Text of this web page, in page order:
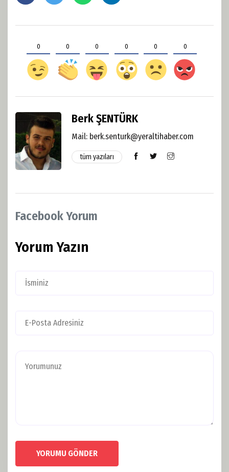
0 0 0 0 0 0
Berk ŞENTÜRK
Mail: berk.senturk@yeraltihaber.com
tüm yazıları
Facebook Yorum
Yorum Yazın
YORUMU GÖNDER